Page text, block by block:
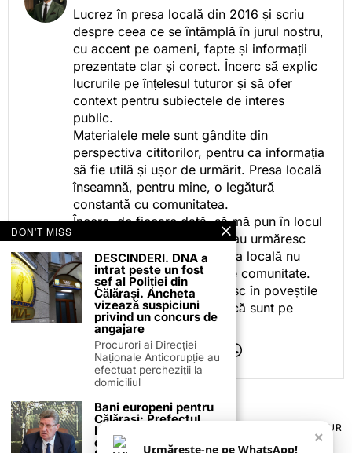
Lucrez în presa locală din 2016 și scriu
despre ceea ce se întâmplă în jurul nostru,
cu accent pe oameni, fapte și informații
prezentate clar și corect. Încerc să explic
lucrurile pe înțelesul tuturor și să ofer
context pentru subiectele de interes
public.
Materialele mele sunt gândite din
perspectiva cititorilor, pentru ca informația
să fie utilă și ușor de urmărit. Presa locală
înseamnă, pentru mine, o legătură
constantă cu comunitatea.
Încerc, de fiecare dată, să mă pun în locul
celor care citesc, privesc sau urmăresc
ceea ce fac. Pentru că presa locală nu
este despre mine, ci despre comunitate.
Iar dacă oamenii se regăsesc în poveștile
pe care le spun, înseamnă că sunt pe
drumul bun.
TERMENI ȘI CONDIȚII
POLITICA DE ANULARE & RETUR
PUBLICITATE ONLINE & TIPĂRITĂ
CONTACT
×
Urmărește-ne pe WhatsApp!
DON'T MISS
DESCINDERI. DNA a
intrat peste un fost
șef al Poliției din
Călărași. Ancheta
vizează suspiciuni
privind un concurs de
angajare
Procurori ai Direcției
Naționale Anticorupție au
efectuat percheziții la
domiciliul
Bani europeni pentru
Călărași: Prefectul
Laurențiu State anunță
colaborarea cu ADR